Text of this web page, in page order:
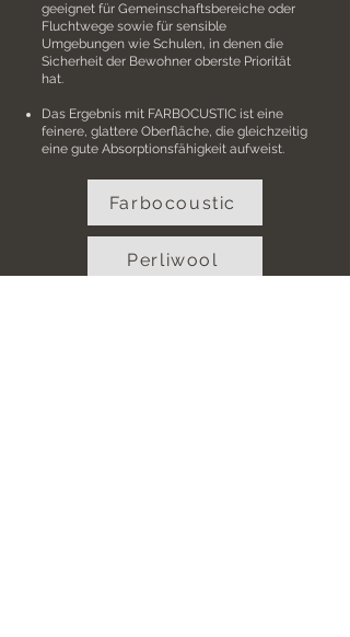
geeignet für Gemeinschaftsbereiche oder
Fluchtwege sowie für sensible
Umgebungen wie Schulen, in denen die
Sicherheit der Bewohner oberste Priorität
hat.
Das Ergebnis mit FARBOCUSTIC ist eine
feinere, glattere Oberfläche, die gleichzeitig
eine gute Absorptionsfähigkeit aufweist.
Farbocoustic
Perliwool